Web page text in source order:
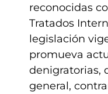
reconocidas
Tratados
legislación
promueva
denigratorias,
general,